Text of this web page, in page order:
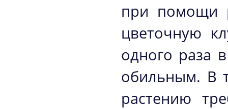
при помощи
цветочную
одного раза
обильным. В
растению